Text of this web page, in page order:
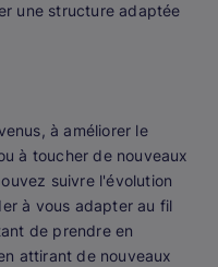
une structure adaptée
à améliorer le
à toucher de nouveaux
suivre l'évolution
à vous adapter au fil
de prendre en
attirant de nouveaux